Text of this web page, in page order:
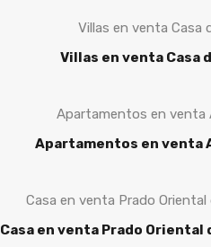
Villas en venta Casa
Apartamentos en venta
Casa en venta Prado Oriental